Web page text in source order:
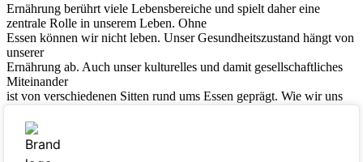
Ernährung berührt viele Lebensbereiche und spielt daher eine
zentrale Rolle in unserem Leben. Ohne
Essen können wir nicht leben. Unser Gesundheitszustand hängt von
unserer
Ernährung ab. Auch unser kulturelles und damit gesellschaftliches
Miteinander
ist von verschiedenen Sitten rund ums Essen geprägt. Wie wir uns
hängt außerdem von ethischen Erwägungen (z. B. dem Tierwohl),
aber auch von
Trends und unserem Wunsch nach Zugehörigkeit ab.